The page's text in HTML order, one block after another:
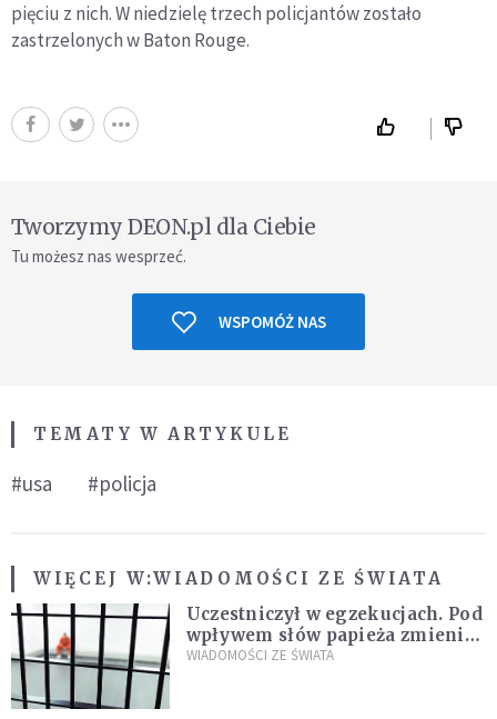
pięciu z nich. W niedzielę trzech policjantów zostało
zastrzelonych w Baton Rouge.
Tworzymy DEON.pl dla Ciebie
Tu możesz nas wesprzeć.
WSPOMÓŻ NAS
TEMATY W ARTYKULE
#usa #policja
WIĘCEJ W:WIADOMOŚCI ZE ŚWIATA
Uczestniczył w egzekucjach. Pod
wpływem słów papieża zmienił
zdanie
WIADOMOŚCI ZE ŚWIATA